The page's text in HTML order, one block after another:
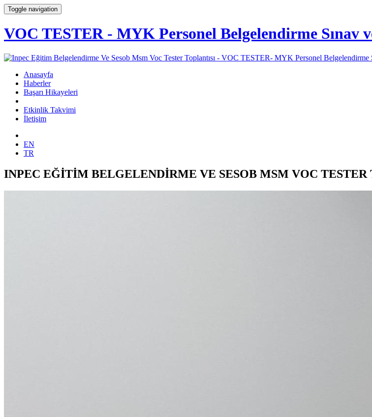
Toggle navigation
VOC TESTER - MYK Personel Belgelendirme Sınav
Anasayfa
Haberler
Başarı Hikayeleri
Etkinlik Takvimi
İletişim
EN
TR
INPEC EĞİTİM BELGELENDİRME VE SESOB MSM VOC